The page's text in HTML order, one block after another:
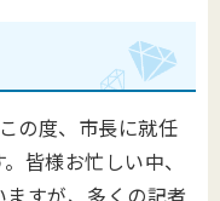
の度、市長に就任
皆様お忙しい中、
すが、多くの記者